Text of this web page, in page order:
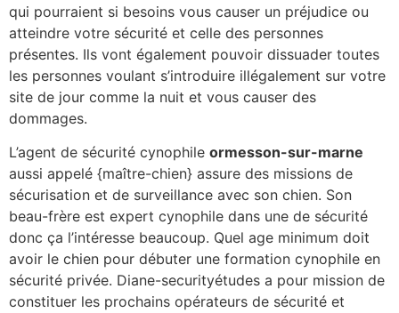
qui pourraient si besoins vous causer un préjudice ou
atteindre votre sécurité et celle des personnes
présentes. Ils vont également pouvoir dissuader toutes
les personnes voulant s’introduire illégalement sur votre
site de jour comme la nuit et vous causer des
dommages.
L’agent de sécurité cynophile ormesson-sur-marne
aussi appelé {maître-chien} assure des missions de
sécurisation et de surveillance avec son chien. Son
beau-frère est expert cynophile dans une de sécurité
donc ça l’intéresse beaucoup. Quel age minimum doit
avoir le chien pour débuter une formation cynophile en
sécurité privée. Diane-securityétudes a pour mission de
constituer les prochains opérateurs de sécurité et